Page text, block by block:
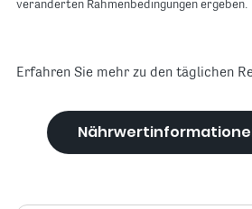
veränderten Rahmenbedingungen ergeben.
Erfahren Sie mehr zu den täglichen